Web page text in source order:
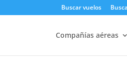
Buscar vuelos
Compañías aéreas